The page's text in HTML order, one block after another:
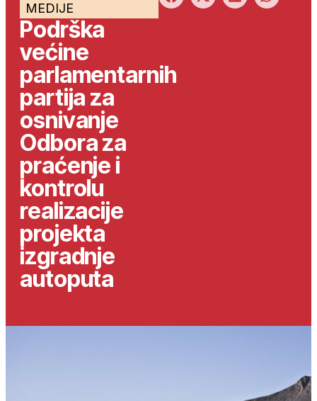
MEDIJE
Podrška
većine
parlamentarnih
partija za
osnivanje
Odbora za
praćenje i
kontrolu
realizacije
projekta
izgradnje
autoputa